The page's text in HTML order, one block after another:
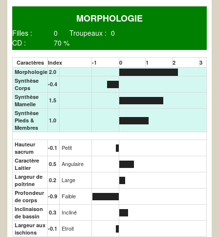
MORPHOLOGIE
Filles : 0 Troupeaux : 0
CD :
70 %
Caractères Index -1 0 1 2
3
Morphologie 2.0
Synthèse
Corps
-0.4
Synthèse
Mamelle
1.5
Synthèse
Pieds &
Membres
1.0
Hauteur
sacrum
-0.1 Petit
Caractère
Laitier
0.5 Angulaire
Largeur de
poitrine
0.2 Large
Profondeur
de corps
-0.9 Faible
Inclinaison
de bassin
0.3 Incliné
Largeur aux
ischions
-0.1 Etroit